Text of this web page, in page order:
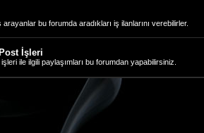
arayanlar bu forumda aradıkları iş ilanlarını verebilirler.
İşleri
ile ilgili paylaşımları bu forumdan yapabilirsiniz.